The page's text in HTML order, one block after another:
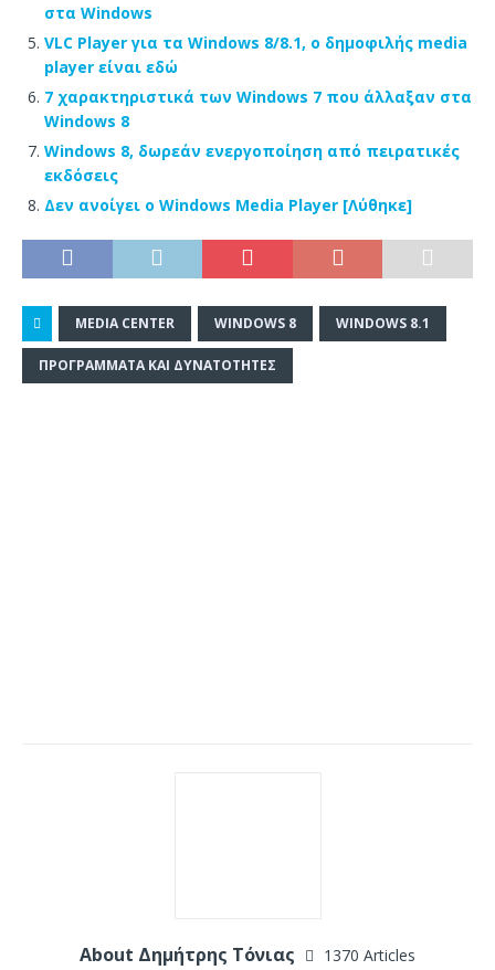
στα Windows
VLC Player για τα Windows 8/8.1, ο δημοφιλής media
player είναι εδώ
7 χαρακτηριστικά των Windows 7 που άλλαξαν στα
Windows 8
Windows 8, δωρεάν ενεργοποίηση από πειρατικές
εκδόσεις
Δεν ανοίγει ο Windows Media Player [Λύθηκε]
MEDIA CENTER WINDOWS 8 WINDOWS 8.1
ΠΡΟΓΡΆΜΜΑΤΑ ΚΑΙ ΔΥΝΑΤΌΤΗΤΕΣ
About Δημήτρης Τόνιας 1370 Articles